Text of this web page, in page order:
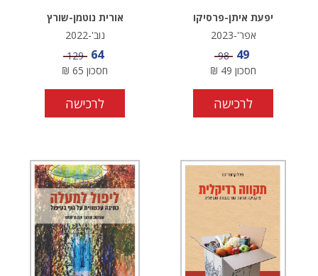
יפעת איתן-פרסיקו
אפר'-2023
מחיר מבצע
49 מחיר
98
חסכון 49
₪
לרכישה
אורית נוטמן-שורץ
נוב'-2022
מחיר מבצע
64 מחיר
129
חסכון 65
₪
לרכישה